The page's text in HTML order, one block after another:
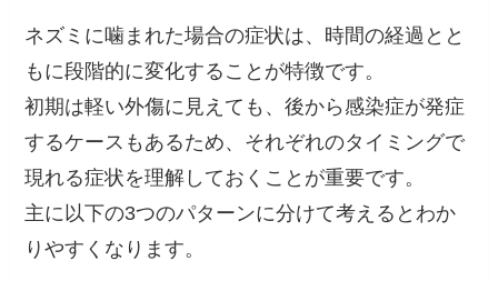
ネズミに噛まれた場合の症状は、時間の経過とと
もに段階的に変化することが特徴です。
初期は軽い外傷に見えても、後から感染症が発症
するケースもあるため、それぞれのタイミングで
現れる症状を理解しておくことが重要です。
主に以下の3つのパターンに分けて考えるとわか
りやすくなります。